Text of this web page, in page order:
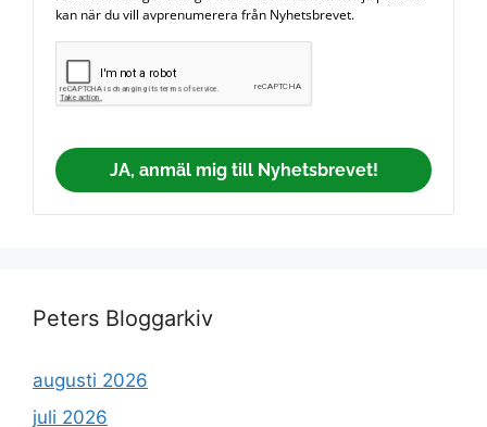
kan när du vill avprenumerera från Nyhetsbrevet.
JA, anmäl mig till Nyhetsbrevet!
Peters Bloggarkiv
augusti 2026
juli 2026